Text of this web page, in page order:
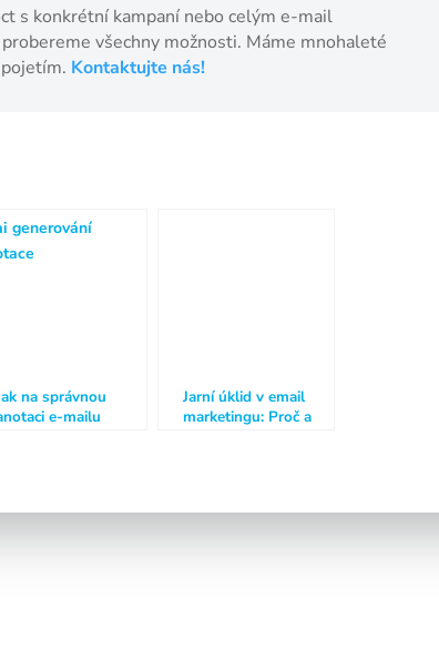
s konkrétní kampaní nebo celým e-mail
všechny možnosti. Máme mnohaleté
Kontaktujte nás!
na správnou
e-mailu
Jarní úklid v email
marketingu: Proč a